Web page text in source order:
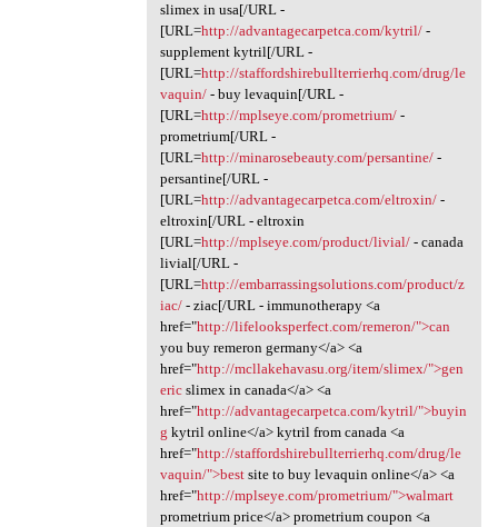
slimex in usa[/URL -
[URL=http://advantagecarpetca.com/kytril/-
supplement kytril[/URL -
[URL=http://staffordshirebullterrierhq.com/drug/le
vaquin/- buy levaquin[/URL -
[URL=http://mplseye.com/prometrium/-
prometrium[/URL -
[URL=http://minarosebeauty.com/persantine/-
persantine[/URL -
[URL=http://advantagecarpetca.com/eltroxin/-
eltroxin[/URL - eltroxin
[URL=http://mplseye.com/product/livial/- canada
livial[/URL -
[URL=http://embarrassingsolutions.com/product/z
iac/- ziac[/URL - immunotherapy <a
href="http://lifelooksperfect.com/remeron/">can
you buy remeron germany</a> <a
href="http://mcllakehavasu.org/item/slimex/">gen
ericslimex in canada</a> <a
href="http://advantagecarpetca.com/kytril/">buyin
g kytril online</a> kytril from canada <a
href="http://staffordshirebullterrierhq.com/drug/le
vaquin/">bestsite to buy levaquin online</a> <a
href="http://mplseye.com/prometrium/">walmart
prometrium price</a> prometrium coupon <a